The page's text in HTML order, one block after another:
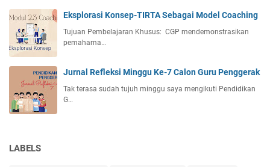
Eksplorasi Konsep-TIRTA Sebagai Model Coaching
Tujuan Pembelajaran Khusus: CGP mendemonstrasikan
pemahama…
Jurnal Refleksi Minggu Ke-7 Calon Guru Penggerak
Tak terasa sudah tujuh minggu saya mengikuti Pendidikan
G…
LABELS